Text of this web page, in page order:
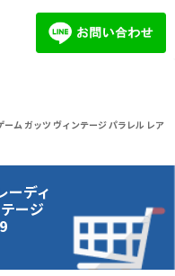
ム ガッツ ヴィンテージ パラレル レア
ーディ
ージ